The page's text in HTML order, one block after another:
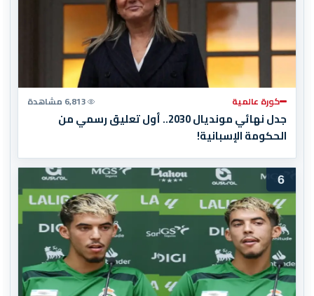
كورة عالمية 6,813 مشاهدة
جدل نهائي مونديال 2030.. أول تعليق رسمي من
الحكومة الإسبانية!
6